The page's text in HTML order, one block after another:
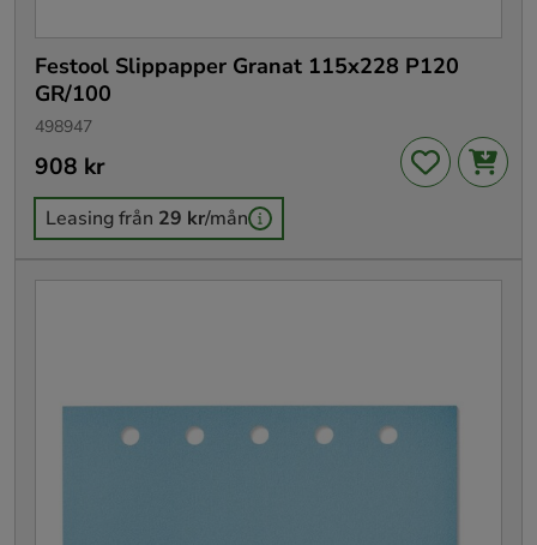
Festool Slippapper Granat 115x228 P120
GR/100
498947
Pris: 908 kr
908 kr
Leasing från 29 kr/mån